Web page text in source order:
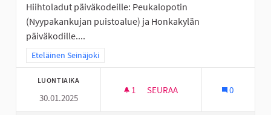
Hiihtoladut päiväkodeille: Peukalopotin
(Nyypakankujan puistoalue) ja Honkakylän
päiväkodille....
Rajaa tulokset teeman mukaan: Eteläinen Seinäjoki
Eteläinen Seinäjoki
LUONTIAIKA
30.01.2025
1 1 SEURAAJA
SEURAA 0